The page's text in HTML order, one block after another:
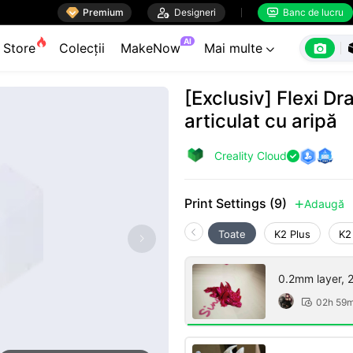
 Premium  Designeri  Banc de lucru
Store Colecții MakeNow AI Mai multe  
[Exclusiv] Flexi
articulat cu aripă
Creality Cloud
Print Settings (9) Adaugă
Toate K2 Plus
0.2mm layer,
 02h